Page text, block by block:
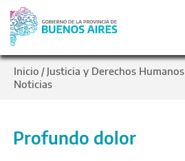
Inicio / Justicia y Derechos Humanos
Noticias
Profundo dolor